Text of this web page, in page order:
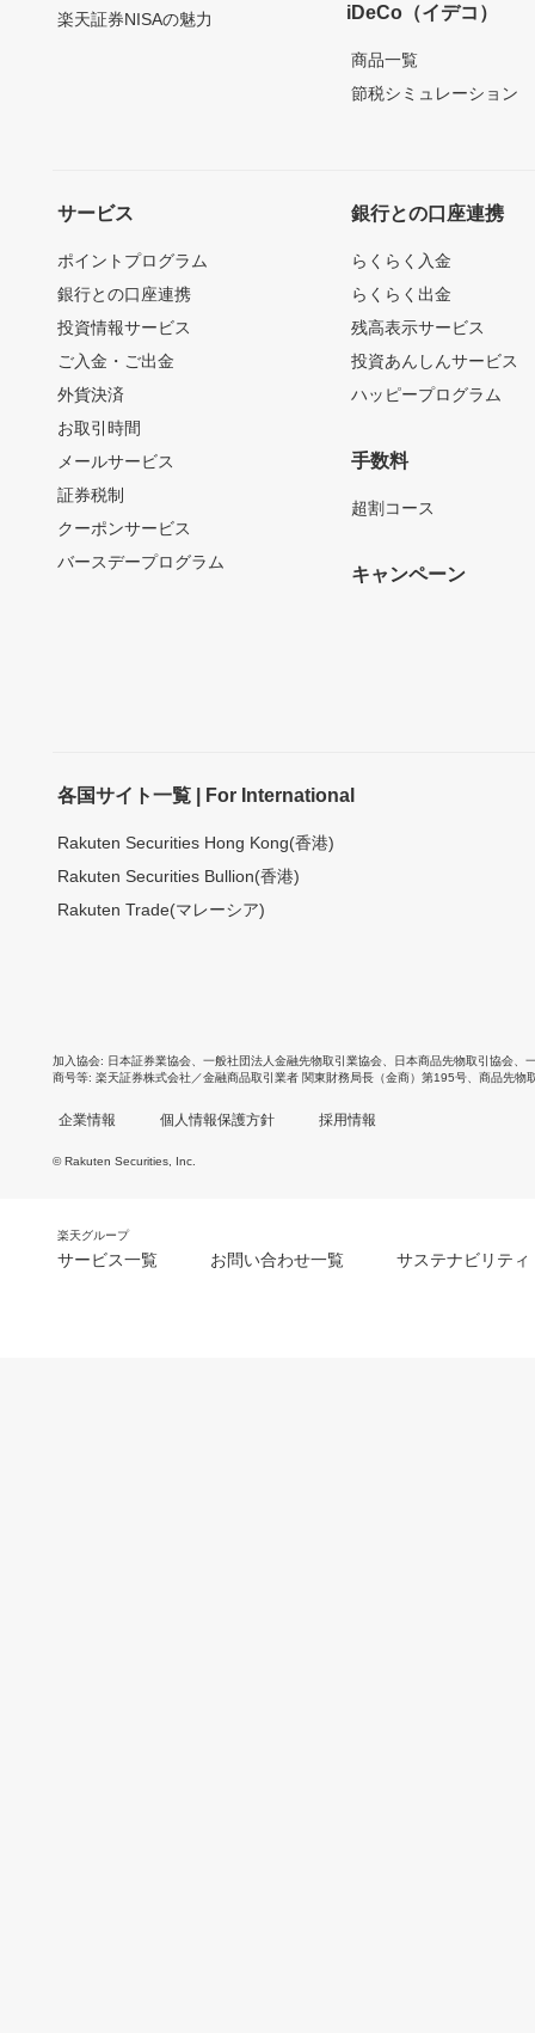
楽天証券NISAの魅力
iDeCo（イデコ）
商品一覧
節税シミュレーション
サービス
ポイントプログラム
銀行との口座連携
投資情報サービス
ご入金・ご出金
外貨決済
お取引時間
メールサービス
証券税制
クーポンサービス
バースデープログラム
銀行との口座連携
らくらく入金
らくらく出金
残高表示サービス
投資あんしんサービス
ハッピープログラム
手数料
超割コース
キャンペーン
各国サイト一覧 | For International
Rakuten Securities Hong Kong(香港)
Rakuten Securities Bullion(香港)
Rakuten Trade(マレーシア)
加入協会 日本証券業協会 一般社団法人金融先物取引業協会 日本商品先物取引協会
商号等 楽天証券株式会社／金融商品取引業者 関東財務局長（金商）第195号、商品先物
企業情報 個人情報保護方針 採用情報
© Rakuten Securities, Inc.
楽天グループ
サービス一覧 お問い合わせ一覧 サステナビリティ